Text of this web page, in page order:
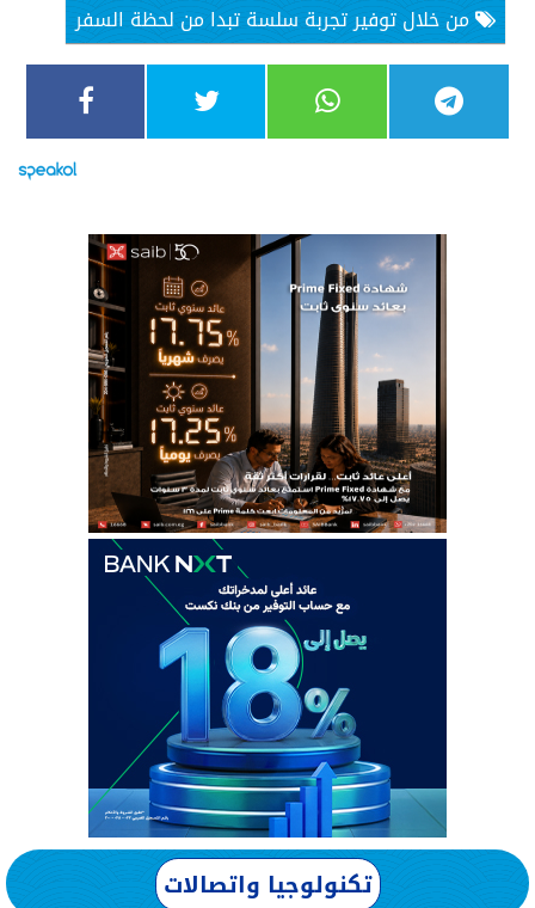
من خلال توفير تجربة سلسة تبدا من لحظة السفر
تكنولوجيا واتصالات